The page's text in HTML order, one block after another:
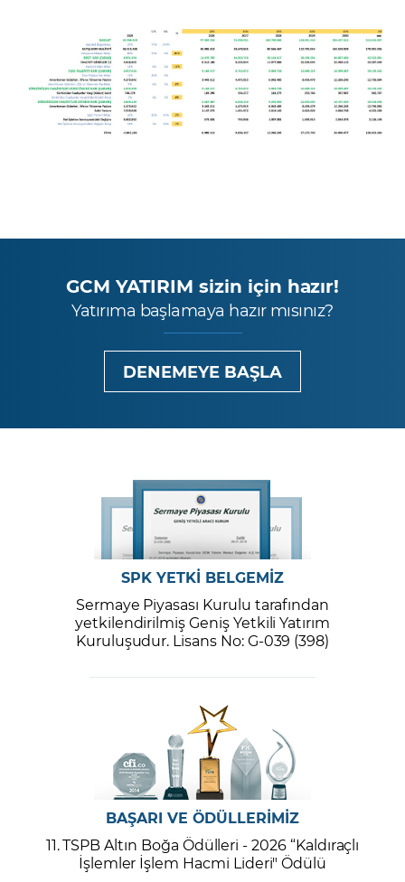
GCM YATIRIM sizin için hazır!
Yatırıma başlamaya hazır mısınız?
DENEMEYE BAŞLA
SPK YETKİ BELGEMİZ
Sermaye Piyasası Kurulu tarafından
yetkilendirilmiş Geniş Yetkili Yatırım
Kuruluşudur. Lisans No: G-039 (398)
BAŞARI VE ÖDÜLLERİMİZ
11. TSPB Altın Boğa Ödülleri - 2026 “Kaldıraçlı
İşlemler İşlem Hacmi Lideri" Ödülü